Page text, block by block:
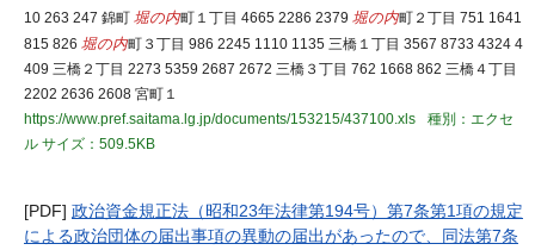
10 263 247 錦町 堀の内町１丁目 4665 2286 2379 堀の内町２丁目 751 1641
815 826 堀の内町３丁目 986 2245 1110 1135 三橋１丁目 3567 8733 4324 4
409 三橋２丁目 2273 5359 2687 2672 三橋３丁目 762 1668 862 三橋４丁目
2202 2636 2608 宮町１
https://www.pref.saitama.lg.jp/documents/153215/437100.xls
種別：エクセ
ル サイズ：509.5KB
[PDF] 政治資金規正法（昭和23年法律第194号）第7条第1項の規定
による政治団体の届出事項の異動の届出があったので、同法第7条